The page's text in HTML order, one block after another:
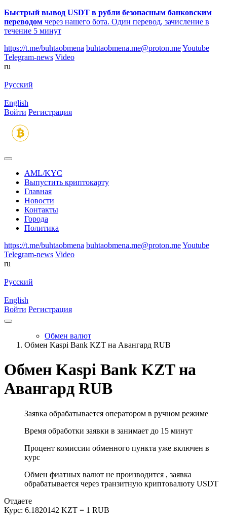
Быстрый вывод USDT в рубли безопасным банковским
переводом через нашего бота. Один перевод, зачисление в
течение 5 минут
https://t.me/buhtaobmena buhtaobmena.me@proton.meYoutube
Telegram-news Video
ru
Русский
English
Войти Регистрация
AML/KYC
Выпустить криптокарту
Главная
Новости
Контакты
Города
Политика
https://t.me/buhtaobmena buhtaobmena.me@proton.meYoutube
Telegram-news Video
ru
Русский
English
Войти Регистрация
Обмен валют
Обмен Kaspi Bank KZT на Авангард RUB
Обмен Kaspi Bank KZT на
Авангард RUB
Заявка обрабатывается оператором в ручном режиме
Время обработки заявки в занимает до 15 минут
Процент комиссии обменного пункта уже включен в
курс
Обмен фиатных валют не производится , заявка
обрабатывается через транзитную криптовалюту USDT
Отдаете
Курс: 6.1820142 KZT = 1 RUB